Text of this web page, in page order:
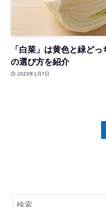
「白菜」は黄色と緑ど
の選び方を紹介
2023年1月7日